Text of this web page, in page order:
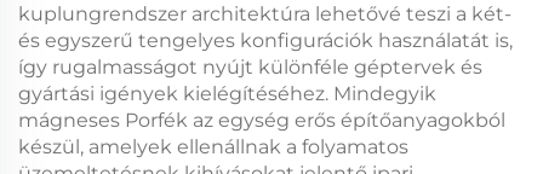
kuplungrendszer architektúra lehetővé teszi a két-
és egyszerű tengelyes konfigurációk használatát is,
így rugalmasságot nyújt különféle géptervek és
gyártási igények kielégítéséhez. Mindegyik
mágneses Porfék az egység erős építőanyagokból
készül, amelyek ellenállnak a folyamatos